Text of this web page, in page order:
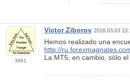
3861
Victor Ziborov 2018.03.03
Hemos realizado una
http://
La MT5, en cambio, sólo